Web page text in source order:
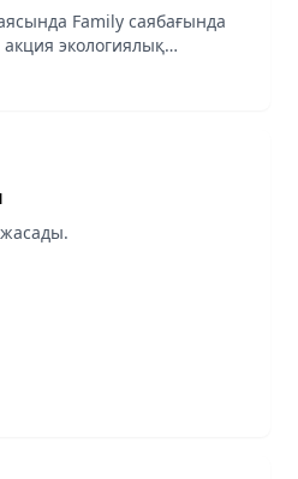
Family саябағында
экологиялық
табиғатты аялау мен